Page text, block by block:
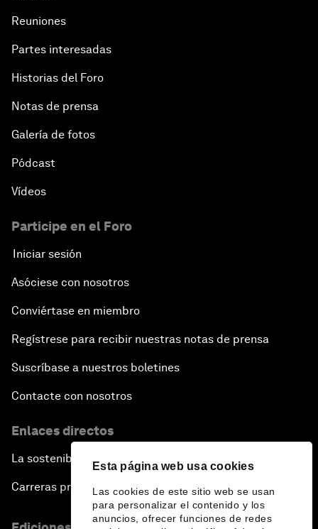
Esta página web usa cookies
Las cookies de este sitio web se usan
para personalizar el contenido y los
anuncios, ofrecer funciones de redes
Reuniones
Partes interesadas
Historias del Foro
Notas de prensa
Galería de fotos
Pódcast
Vídeos
Participe en el Foro
Iniciar sesión
Asóciese con nosotros
Conviértase en miembro
Regístrese para recibir nuestras notas de prensa
Suscríbase a nuestros boletines
Contacte con nosotros
Enlaces directos
La sostenibilidad en el Foro
Carreras profesionales